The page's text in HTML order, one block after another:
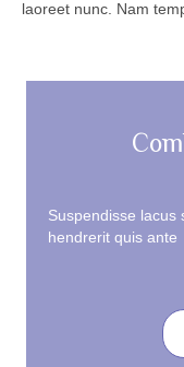
laoreet nunc. Nam
Suspendisse lacus
hendrerit quis ante